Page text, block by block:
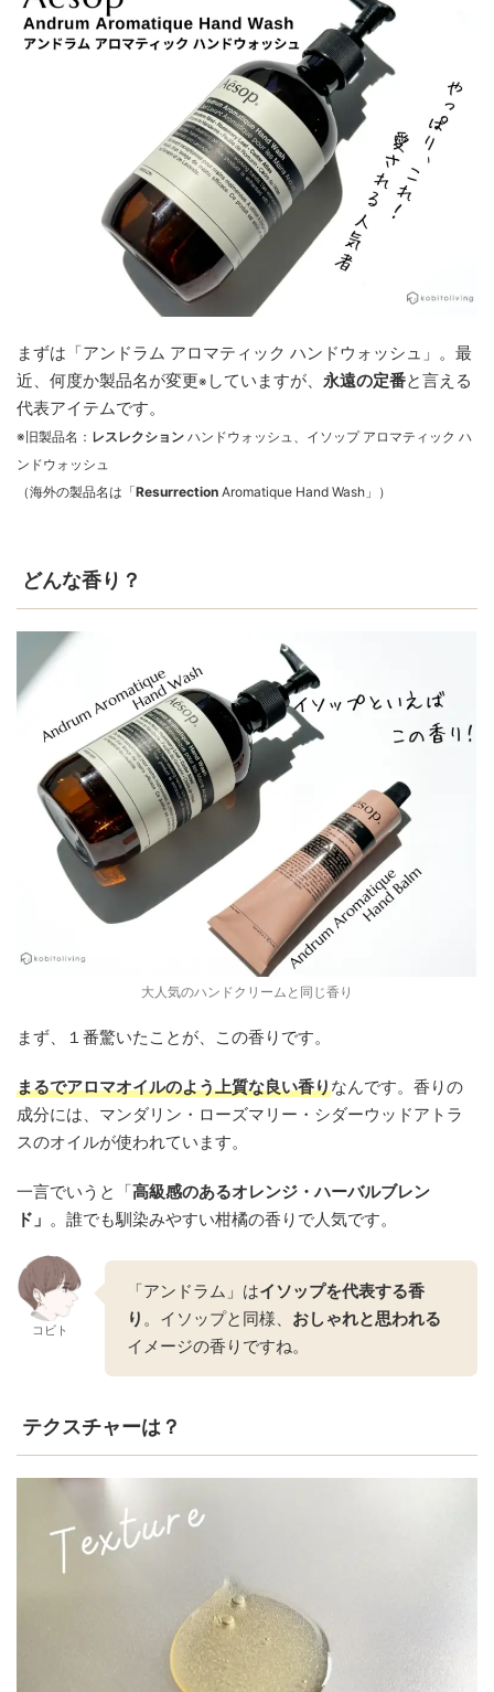
まずは「アンドラム アロマティック ハンドウォッシュ」。最
近、何度か製品名が変更※ していますが、 永遠の定番と言える
代表アイテムです。
※旧製品名： レスレクション ハンドウォッシュ、イソップ アロマティック ハ
ンドウォッシュ
（海外の製品名は「Resurrection Aromatique Hand Wash」）
どんな香り？
大人気のハンドクリームと同じ香り
まず、１番驚いたことが、この香りです。
まるでアロマオイルのよう上質な良い香りなんです。香りの
成分には、マンダリン・ローズマリー・シダーウッドアトラ
スのオイルが使われています。
一言でいうと「高級感のあるオレンジ・ハーバルブレン
ド」 。誰でも馴染みやすい柑橘の香りで人気です。
コビト
「アンドラム」はイソップを代表する香
り 。イソップと同様、 おしゃれと思われる
イメージの香りですね。
テクスチャーは？